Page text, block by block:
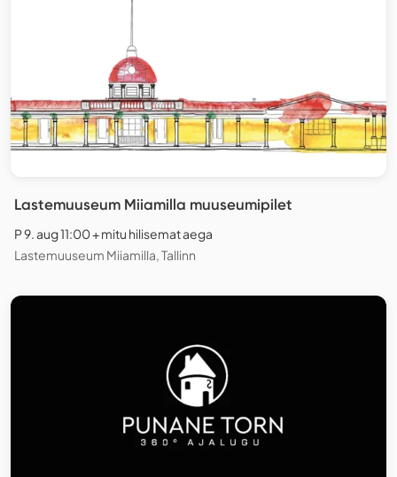
Lastemuuseum Miiamilla muuseumipilet
P 9. aug 11:00 + mitu hilisemat aega
Lastemuuseum Miiamilla, Tallinn